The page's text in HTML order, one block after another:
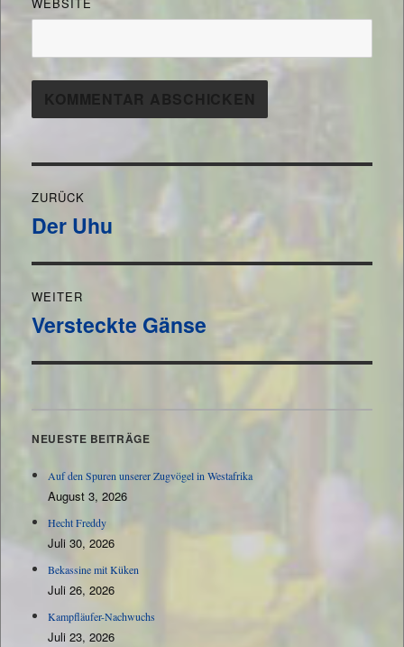
Beitragsnavigation
ZURÜCK
Vorheriger
Der Uhu
WEITER
Nächster
Versteckte Gänse
NEUESTE BEITRÄGE
Auf den Spuren unserer Zugvögel in Westafrika
August 3, 2026
Hecht Freddy
Juli 30, 2026
Bekassine mit Küken
Juli 26, 2026
Kampfläufer-Nachwuchs
Juli 23, 2026